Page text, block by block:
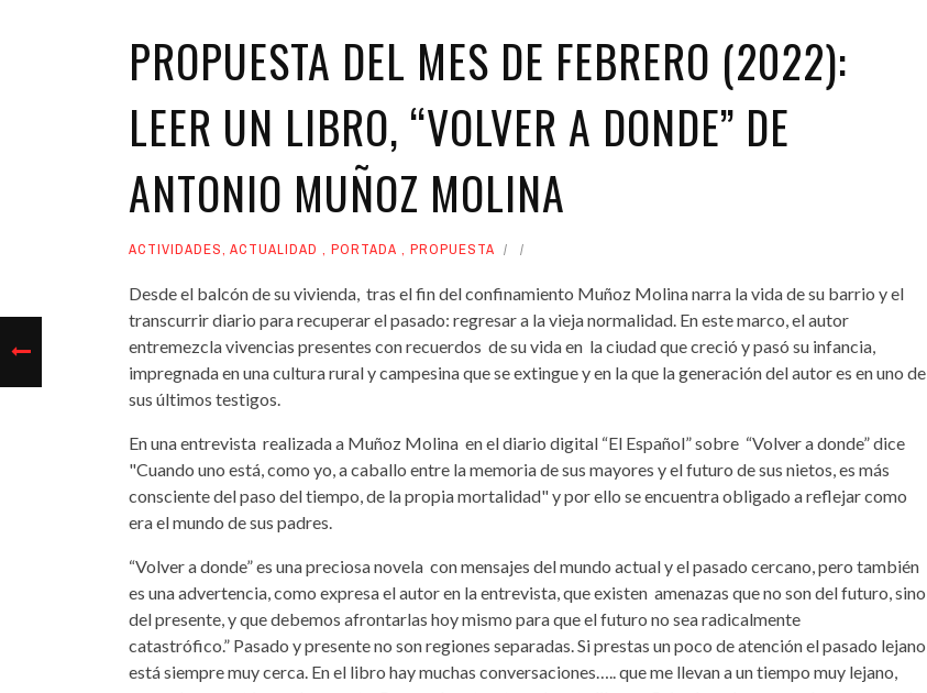
PROPUESTA DEL MES DE FEBRERO (2022):
LEER UN LIBRO, “VOLVER A DONDE” DE
ANTONIO MUÑOZ MOLINA
ACTIVIDADES, ACTUALIDAD , PORTADA , PROPUESTA
Desde el balcón de su vivienda, tras el fin del confinamiento Muñoz Molina narra la vida de su barrio y el
transcurrir diario para recuperar el pasado: regresar a la vieja normalidad. En este marco, el autor
entremezcla vivencias presentes con recuerdos de su vida en la ciudad que creció y pasó su infancia,
impregnada en una cultura rural y campesina que se extingue y en la que la generación del autor es en uno de
sus últimos testigos.
En una entrevista realizada a Muñoz Molina en el diario digital “El Español” sobre “Volver a donde” dice
"Cuando uno está, como yo, a caballo entre la memoria de sus mayores y el futuro de sus nietos, es más
consciente del paso del tiempo, de la propia mortalidad" y por ello se encuentra obligado a reflejar como
era el mundo de sus padres.
“Volver a donde” es una preciosa novela con mensajes del mundo actual y el pasado cercano, pero también
es una advertencia, como expresa el autor en la entrevista, que existen amenazas que no son del futuro, sino
del presente, y que debemos afrontarlas hoy mismo para que el futuro no sea radicalmente
catastrófico.” Pasado y presente no son regiones separadas. Si prestas un poco de atención el pasado lejano
está siempre muy cerca. En el libro hay muchas conversaciones….. que me llevan a un tiempo muy lejano,